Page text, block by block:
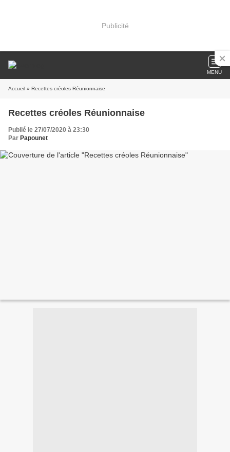
Publicité
MENU
Accueil » Recettes créoles Réunionnaise
Recettes créoles Réunionnaise
Publié le 27/07/2020 à 23:30
Par Papounet